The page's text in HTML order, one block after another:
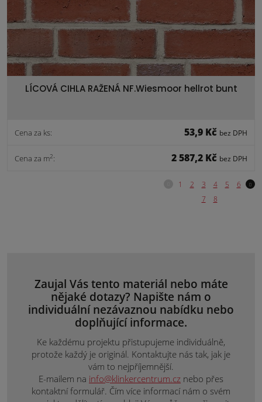
LÍCOVÁ CIHLA RAŽENÁ NF.Wiesmoor hellrot bunt
Cena za ks: 53,9 Kč bez DPH
Cena za m2: 2 587,2 Kč bez DPH
Zaujal Vás tento materiál nebo máte
nějaké dotazy? Napište nám o
individuální nezávaznou nabídku nebo
doplňující informace.
Ke každému projektu přistupujeme individuálně,
protože každý je originál. Kontaktujte nás tak, jak je
vám to nejpříjemnější.
E-mailem na info@klinkercentrum.cz nebo přes
kontaktní formulář. Čím více informací nám o svém